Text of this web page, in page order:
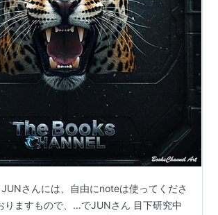
さんには、自由にnoteは使ってくださ
りますもので、…でJUNさん 目下研究中